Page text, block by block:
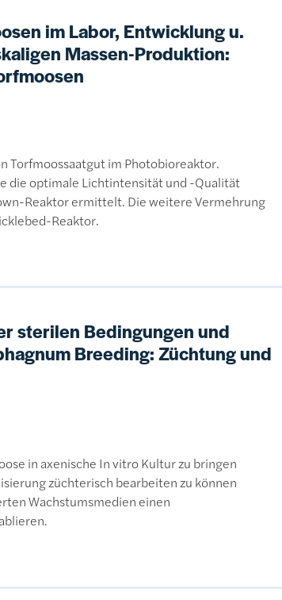
im Labor, Entwicklung u.
Massen-Produktion:
Torfmoossaatgut im Photobioreaktor.
die optimale Lichtintensität und -Qualität
Reaktor ermittelt. Die weitere Vermehrung
Reaktor.
sterilen Bedingungen und
Breeding: Züchtung und
in axenische In vitro Kultur zu bringen
züchterisch bearbeiten zu können
Wachstumsmedien einen